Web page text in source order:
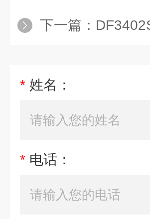
下一篇：
* 姓名：
* 电话：